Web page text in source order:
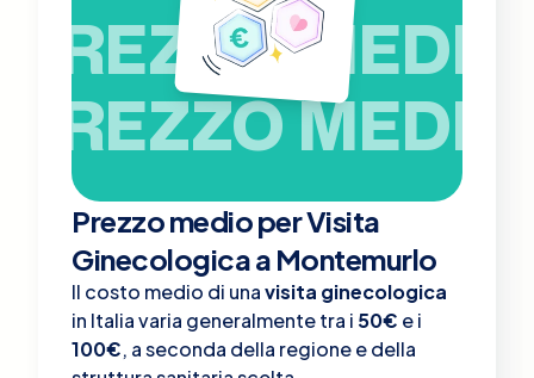
PREZZO MEDIO
PREZZO MEDIO
Prezzo medio per Visita
Ginecologica a Montemurlo
Il costo medio di unavisita ginecologica
in Italia varia generalmente tra i 50€ e i
100€, a seconda della regione e della